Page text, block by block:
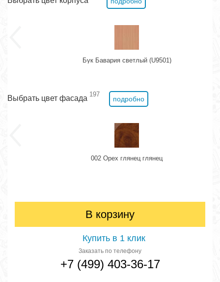
Бук Бавария светлый (U9501)
Выбрать цвет фасада 197
подробно
002 Орех глянец глянец
В корзину
Купить в 1 клик
Заказать по телефону
+7 (499) 403-36-17